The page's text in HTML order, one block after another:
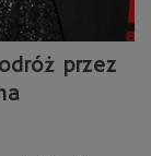
przez